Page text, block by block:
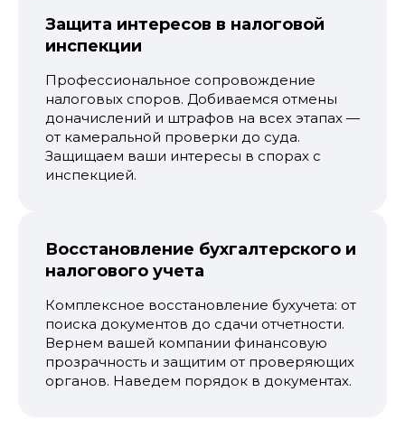
Защита интересов в налоговой
инспекции
Профессиональное сопровождение
налоговых споров. Добиваемся отмены
доначислений и штрафов на всех этапах —
от камеральной проверки до суда.
Защищаем ваши интересы в спорах с
инспекцией.
Восстановление бухгалтерского и
налогового учета
Комплексное восстановление бухучета: от
поиска документов до сдачи отчетности.
Вернем вашей компании финансовую
прозрачность и защитим от проверяющих
органов. Наведем порядок в документах.